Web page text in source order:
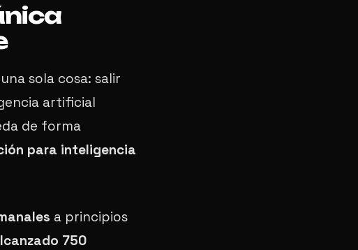
sola cosa: salir
artificial
de forma
para inteligencia
a principios
750